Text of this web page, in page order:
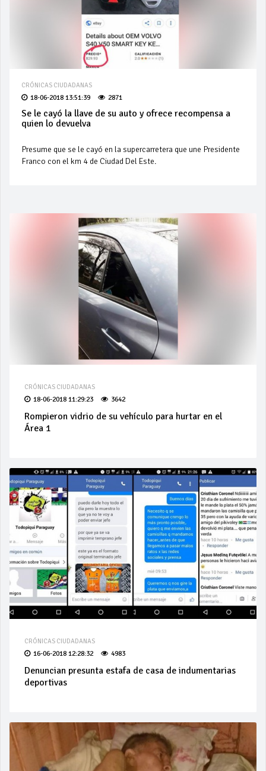
CRÓNICAS CIUDADANAS
18-06-2018 13:51:39 2871
Se le cayó la llave de su auto y ofrece recompensa a
quien lo devuelva
Presume que se le cayó en la supercarretera que une Presidente
Franco con el km 4 de Ciudad Del Este.
CRÓNICAS CIUDADANAS
18-06-2018 11:29:23 3642
Rompieron vidrio de su vehículo para hurtar en el
Área 1
CRÓNICAS CIUDADANAS
16-06-2018 12:28:32 4983
Denuncian presunta estafa de casa de indumentarias
deportivas